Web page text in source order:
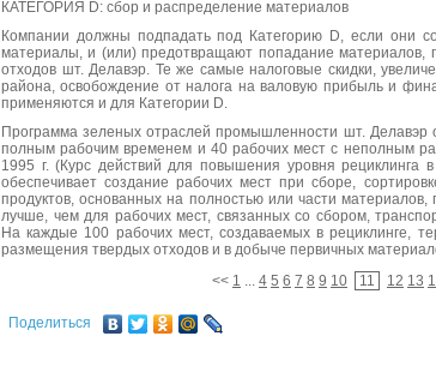
КАТЕГОРИЯ D: сбор и распределение материалов
Компании должны подпадать под Категорию D, если они
материалы, и (или) предотвращают попадание материалов,
отходов шт. Делавэр. Те же самые налоговые скидки,
района, освобождение от налога на валовую прибыль и
применяются и для Категории D.
Программа зеленых отраслей промышленности шт. Делавэр
полным рабочим временем и 40 рабочих мест с неполным
1995 г. (Курс действий для повышения уровня рециклинга
обеспечивает создание рабочих мест при сборе,
продуктов, основанных на полностью или части
лучше, чем для рабочих мест, связанных со сбором,
На каждые 100 рабочих мест, создаваемых в рециклинге,
размещения твердых отходов и в добыче первичных
<< 1 ... 4 5 6 7 8 9 10 11 12 13
Поделиться